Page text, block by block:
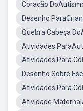
Coração
Desenho
Quebra Cabeça
Atividades
Atividades Para
Desenho Sobre
Atividades Para
Atividade